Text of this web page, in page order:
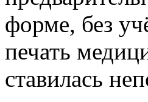
форме, без
печать
ставилась